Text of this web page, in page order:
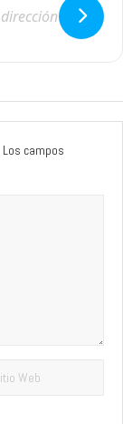
Los campos